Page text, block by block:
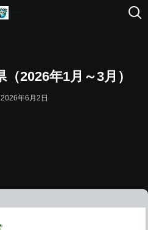
（2026年1月～3月）
2026年6月2日